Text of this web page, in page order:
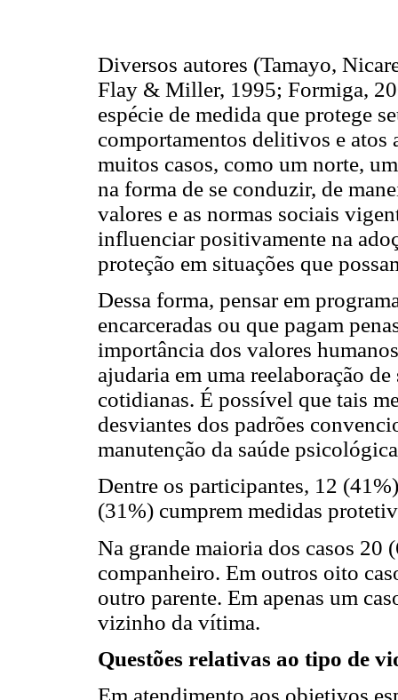
Diversos autores (Tamayo,
Flay & Miller, 1995; Formiga,
espécie de medida que protege
comportamentos delitivos e
muitos casos, como um norte,
na forma de se conduzir, de
valores e as normas sociais
influenciar positivamente na
proteção em situações que
Dessa forma, pensar em
encarceradas ou que pagam
importância dos valores
ajudaria em uma reelaboração
cotidianas. É possível que tais
desviantes dos padrões
manutenção da saúde
Dentre os participantes, 12
(31%) cumprem medidas
Na grande maioria dos casos
companheiro. Em outros oito
outro parente. Em apenas um
vizinho da vítima.
Questões relativas ao tipo de
Em atendimento aos objetivos